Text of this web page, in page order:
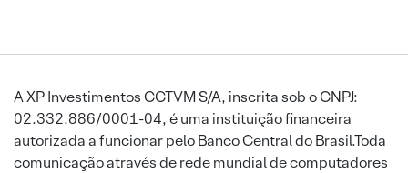
A XP Investimentos CCTVM S/A, inscrita sob o CNPJ:
02.332.886/0001-04, é uma instituição financeira
autorizada a funcionar pelo Banco Central do Brasil.Toda
comunicação através de rede mundial de computadores